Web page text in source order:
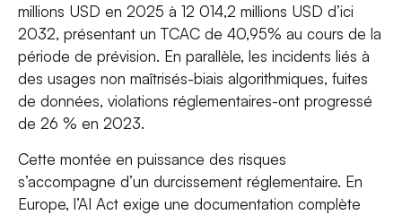
millions USD en 2025 à 12 014,2 millions USD d’ici
2032, présentant un TCAC de 40,95% au cours de la
période de prévision. En parallèle, les incidents liés à
des usages non maîtrisés-biais algorithmiques, fuites
de données, violations réglementaires-ont progressé
de 26 % en 2023.
Cette montée en puissance des risques
s’accompagne d’un durcissement réglementaire. En
Europe, l’AI Act exige une documentation complète